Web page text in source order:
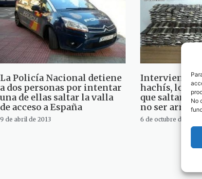
No
La Policía Nacional detiene
a dos personas por intentar
una de ellas saltar la valla
de acceso a España
9 de abril de 2013
Intervienen
hachís, los
que saltar a
no ser
6 de octubre de 2012